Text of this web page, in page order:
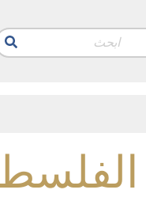
العمل